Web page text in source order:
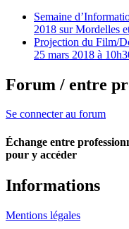
Semaine
2018 sur Mordelles
Projection du Film/
25 mars 2018 à
Forum / entre
Se connecter au forum
Échange entre
pour y accéder
Informations
Mentions légales